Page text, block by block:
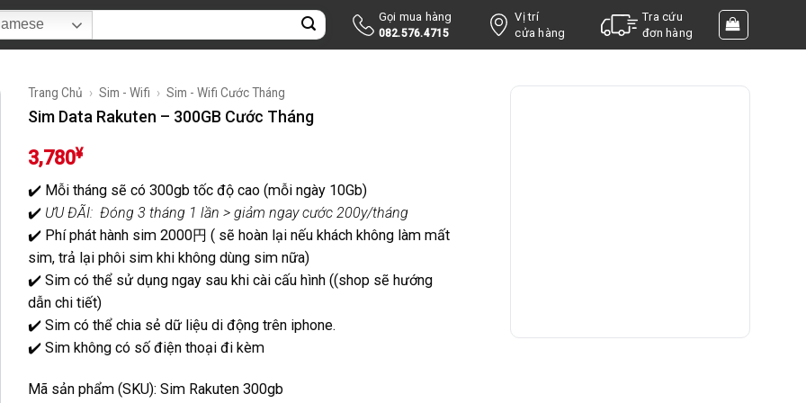
Gọi mua hàng
082.576.4715
Vị trí
cửa hàng
Tra cứu
đơn hàng
Trang Chủ › Sim - Wifi › Sim - Wifi Cước Tháng
Sim Data Rakuten – 300GB Cước Tháng
3,780¥
✔️ Mỗi tháng sẽ có 300gb tốc độ cao (mỗi ngày 10Gb)
✔️ƯU ĐÃI: Đóng 3 tháng 1 lần > giảm ngay cước 200y/tháng
✔️ Phí phát hành sim 2000円 ( sẽ hoàn lại nếu khách không làm mất
sim, trả lại phôi sim khi không dùng sim nữa)
✔️ Sim có thể sử dụng ngay sau khi cài cấu hình ((shop sẽ hướng
dẫn chi tiết)
✔️ Sim có thể chia sẻ dữ liệu di động trên iphone.
✔️ Sim không có số điện thoại đi kèm
Mã sản phẩm (SKU): Sim Rakuten 300gb